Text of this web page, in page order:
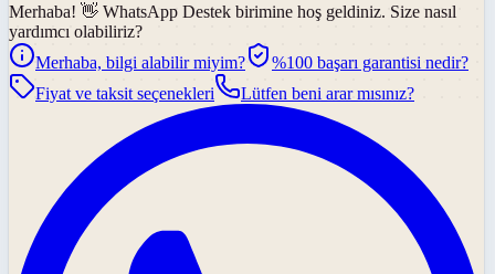
Merhaba! 👋 WhatsApp Destek birimine hoş geldiniz. Size nasıl
yardımcı olabiliriz?
Merhaba, bilgi alabilir miyim?
%100 başarı garantisi nedir?
Fiyat ve taksit seçenekleri
Lütfen beni arar mısınız?